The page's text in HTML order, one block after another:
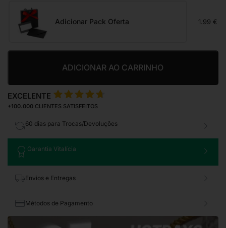
Adicionar Pack Oferta 1.99 €
ADICIONAR AO CARRINHO
EXCELENTE
+100.000 CLIENTES SATISFEITOS
60 dias para Trocas/Devoluções
Garantia Vitalícia
Envios e Entregas
Métodos de Pagamento